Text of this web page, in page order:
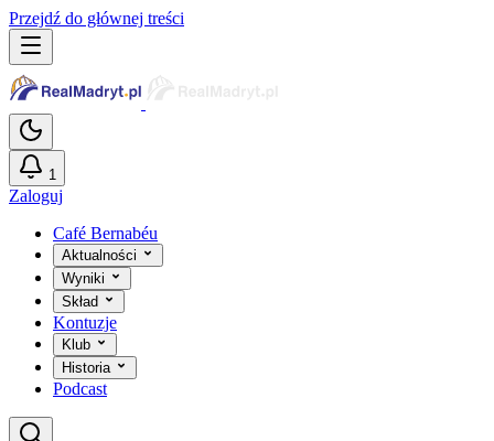
Przejdź do głównej treści
1
Zaloguj
Café Bernabéu
Aktualności
Wyniki
Skład
Kontuzje
Klub
Historia
Podcast